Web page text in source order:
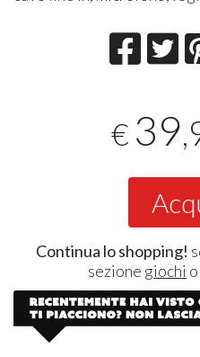
€ 39
Continua lo shopping!
sezione giochi